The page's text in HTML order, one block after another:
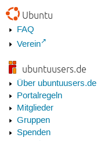
Ubuntu
FAQ
Verein
ubuntuusers.de
Über ubuntuusers.de
Portalregeln
Mitglieder
Gruppen
Spenden